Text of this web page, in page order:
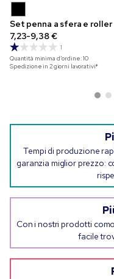
Set penna a sfera e roller
7,23-9,38 €
1
Quantità minima d'ordine:10
Spedizione in 2 giorni lavorativi*
Tempi di produzione
garanzia miglior prezzo:
Con i nostri prodotti
facile